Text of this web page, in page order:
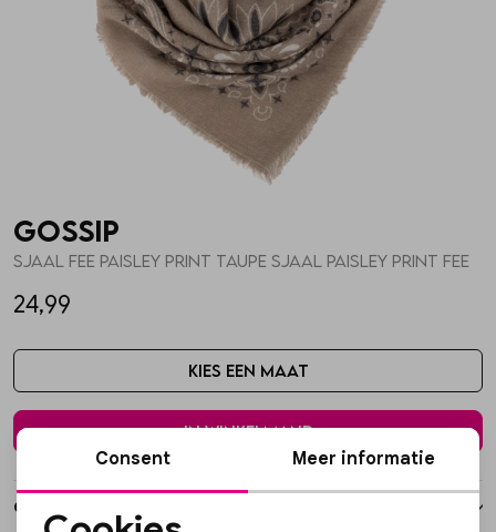
Blazers & gilets
Rokken
Sets
Jumpsuits & playsuits
Vesten
Enkelbandjes
Overige Sieraden
Petten & Mutsen
Woonaccessoires
Overige Accessoires
Gossip
SJAAL FEE PAISLEY PRINT TAUPE SJAAL PAISLEY PRINT FEE
24,99
Kies een maat
In winkelmand
Over dit item
Consent Meer informatie